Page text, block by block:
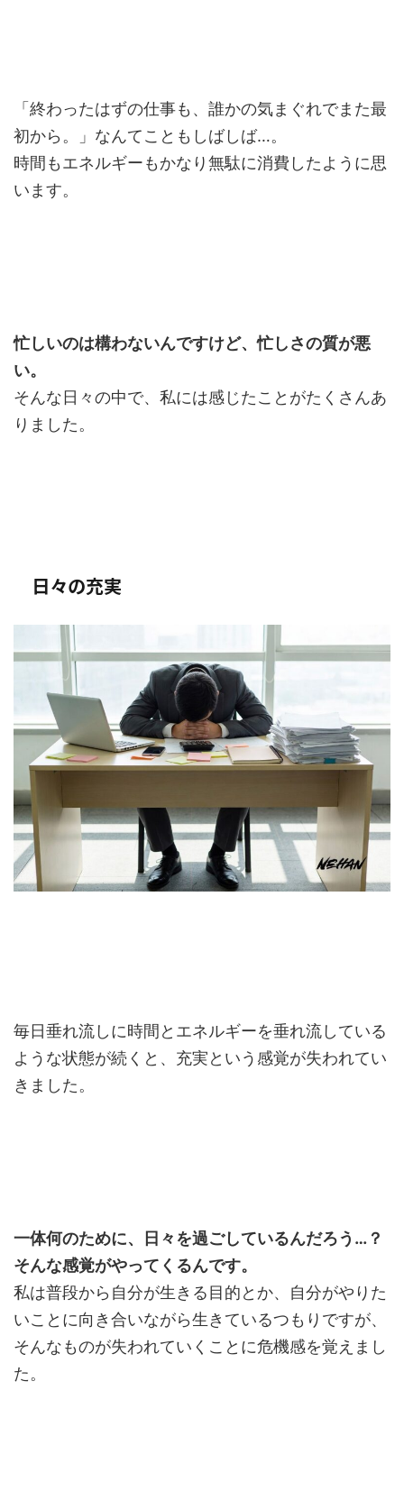
「終わったはずの仕事も、誰かの気まぐれでまた最
初から。」なんてこともしばしば…。
時間もエネルギーもかなり無駄に消費したように思
います。
忙しいのは構わないんですけど、忙しさの質が悪
い。
そんな日々の中で、私には感じたことがたくさんあ
りました。
日々の充実
毎日垂れ流しに時間とエネルギーを垂れ流している
ような状態が続くと、充実という感覚が失われてい
きました。
一体何のために、日々を過ごしているんだろう…？
そんな感覚がやってくるんです。
私は普段から自分が生きる目的とか、自分がやりた
いことに向き合いながら生きているつもりですが、
そんなものが失われていくことに危機感を覚えまし
た。